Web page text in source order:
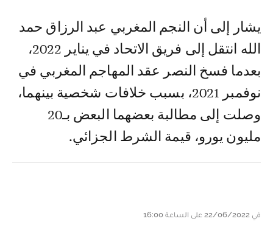
يشار إلى أن النجم المغربي عبد الرزاق حمد
الله انتقل إلى فريق الاتحاد في يناير 2022،
بعدما فسخ النصر عقد المهاجم المغربي في
نوفمبر 2021، بسبب خلافات شخصية بينهما،
وصلت إلى مطالبة بعضهما البعض بـ20
مليون يورو، قيمة الشرط الجزائي.
في 22/06/2022 على الساعة 16:00